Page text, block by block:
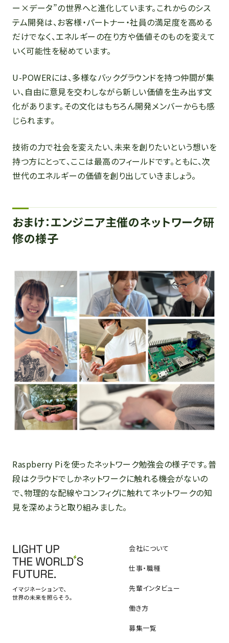
ー×データ”の世界へと進化しています。これからのシス
テム開発は、お客様・パートナー・社員の満足度を高める
だけでなく、エネルギーの在り方や価値そのものを変えて
いく可能性を秘めています。
U-POWERには、多様なバックグラウンドを持つ仲間が集
い、自由に意見を交わしながら新しい価値を生み出す文
化があります。その文化はもちろん開発メンバーからも感
じられます。
技術の力で社会を変えたい、未来を創りたいという想いを
持つ方にとって、ここは最高のフィールドです。ともに、次
世代のエネルギーの価値を創り出していきましょう。
おまけ：エンジニア主催のネットワーク研
修の様子
Raspberry Piを使ったネットワーク勉強会の様子です。普
段はクラウドでしかネットワークに触れる機会がないの
で、物理的な配線やコンフィグに触れてネットワークの知
見を深めようと取り組みました。
会社について
仕事・職種
先輩インタビュー
働き方
募集一覧